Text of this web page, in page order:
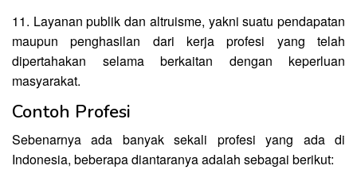
11. Layanan publik dan altruisme, yakni suatu pendapatan
maupun penghasilan dari kerja profesi yang telah
dipertahakan selama berkaitan dengan keperluan
masyarakat.
Contoh Profesi
Sebenarnya ada banyak sekali profesi yang ada di
Indonesia, beberapa diantaranya adalah sebagai berikut: